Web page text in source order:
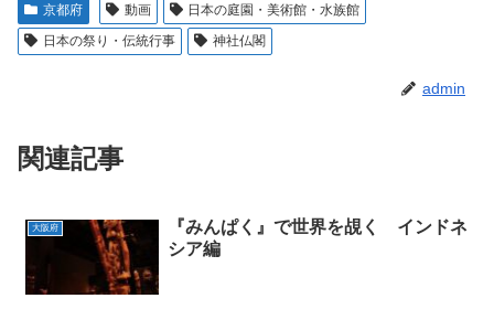
京都府 動画
日本の庭園・美術館・水族館
日本の祭り・伝統行事
神社仏閣
admin
関連記事
大阪府
『みんぱく』で世界を覘く インドネ
シア編